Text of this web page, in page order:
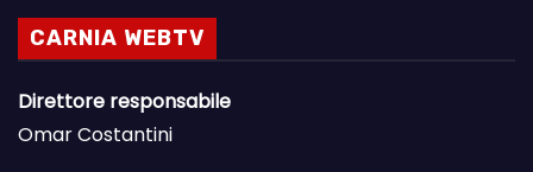
CARNIA WEBTV
Direttore responsabile
Omar Costantini